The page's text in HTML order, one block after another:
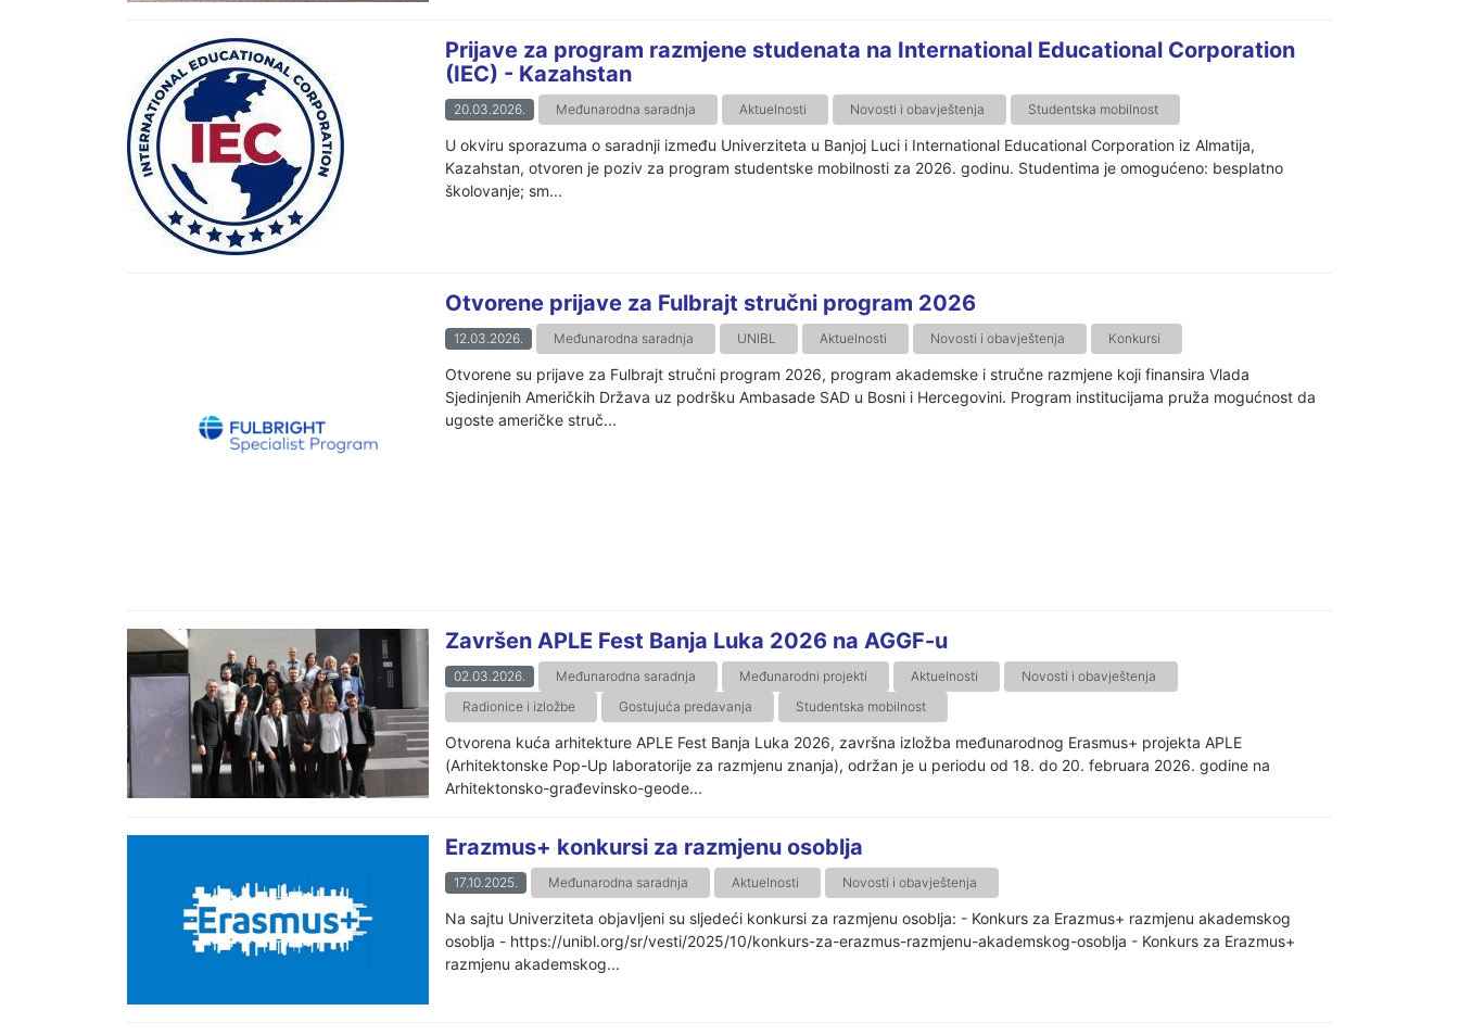
Prijave za program razmjene studenata na International Educational Corporation
(IEC) - Kazahstan
20.03.2026. Međunarodna saradnja Aktuelnosti Novosti i obavještenja Studentska mobilnost
U okviru sporazuma o saradnji između Univerziteta u Banjoj Luci i International Educational Corporation iz Almatija,
Kazahstan, otvoren je poziv za program studentske mobilnosti za 2026. godinu. Studentima je omogućeno: besplatno
školovanje; sm...
Otvorene prijave za Fulbrajt stručni program 2026
12.03.2026. Međunarodna saradnja UNIBL Aktuelnosti Novosti i obavještenja Konkursi
Otvorene su prijave za Fulbrajt stručni program 2026, program akademske i stručne razmjene koji finansira Vlada
Sjedinjenih Američkih Država uz podršku Ambasade SAD u Bosni i Hercegovini. Program institucijama pruža mogućnost da
ugoste američke struč...
Završen APLE Fest Banja Luka 2026 na AGGF-u
02.03.2026. Međunarodna saradnja Međunarodni projekti Aktuelnosti
Novosti i obavještenja
Radionice i izložbe
Gostujuća predavanja Studentska mobilnost
Otvorena kuća arhitekture APLE Fest Banja Luka 2026, završna izložba međunarodnog Erasmus+ projekta APLE
(Arhitektonske Pop-Up laboratorije za razmjenu znanja), održan je u periodu od 18. do 20. februara 2026. godine na
Arhitektonsko-građevinsko-geode...
Erazmus+ konkursi za razmjenu osoblja
17.10.2025. Međunarodna saradnja Aktuelnosti Novosti i obavještenja
Na sajtu Univerziteta objavljeni su sljedeći konkursi za razmjenu osoblja: - Konkurs za Erazmus+ razmjenu akademskog
osoblja - https://unibl.org/sr/vesti/2025/10/konkurs-za-erazmus-razmjenu-akademskog-osoblja - Konkurs za Erazmus+
razmjenu akademskog...